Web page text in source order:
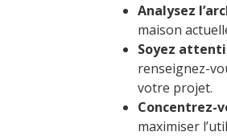
Analysez
maison
Soyez
renseignez-
votre projet.
Concentrez-
maximiser